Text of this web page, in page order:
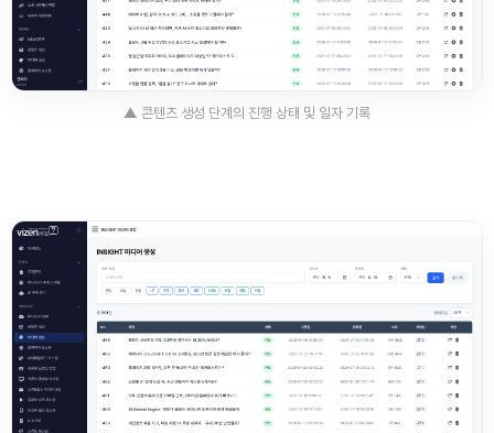
▲ 콘텐츠 생성 단계의 진행 상태 및 일자 기록